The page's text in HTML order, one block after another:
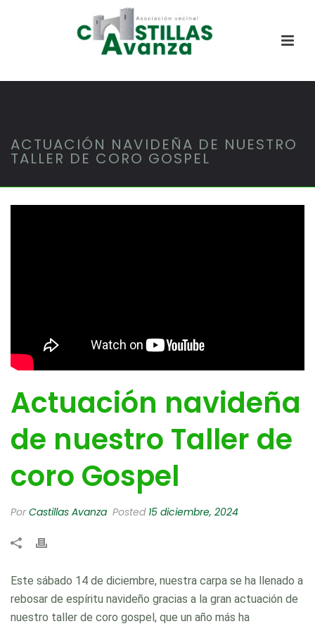
ACTUACIÓN NAVIDEÑA DE NUESTRO
TALLER DE CORO GOSPEL
Actuación navideña
de nuestro Taller de
coro Gospel
PorCastillas Avanza Posted 15 diciembre, 2024
Este sábado 14 de diciembre, nuestra carpa se ha llenado a
rebosar de espíritu navideño gracias a la gran actuación de
nuestro taller de coro gospel, que un año más ha